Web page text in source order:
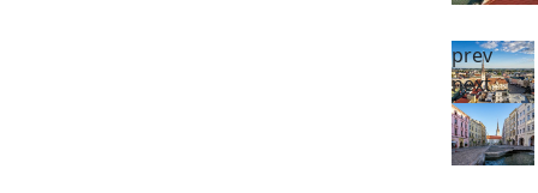
prev
next